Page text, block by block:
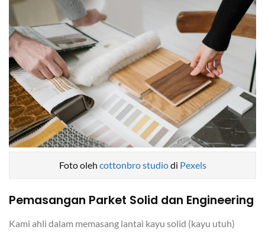
Foto oleh cottonbro studiodi Pexels
Pemasangan Parket Solid dan Engineering
Kami ahli dalam memasang lantai kayu solid (kayu utuh)